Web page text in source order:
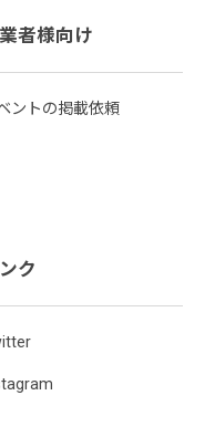
者様向け
ントの掲載依頼
ク